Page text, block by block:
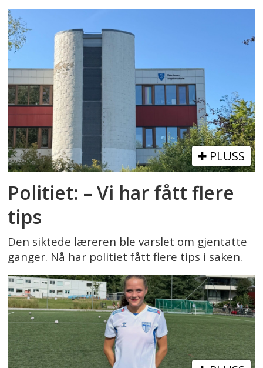
PLUSS
Politiet: – Vi har fått flere
tips
Den siktede læreren ble varslet om gjentatte
ganger. Nå har politiet fått flere tips i saken.